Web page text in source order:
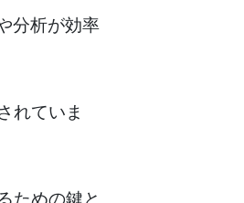
分析が効率
れていま
ための鍵と